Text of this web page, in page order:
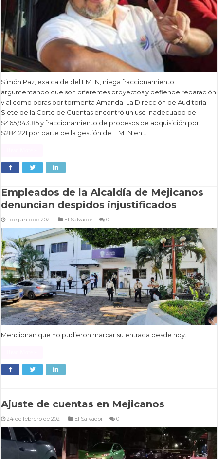
Simón Paz, exalcalde del FMLN, niega fraccionamiento
argumentando que son diferentes proyectos y defiende reparación
vial como obras por tormenta Amanda. La Dirección de Auditoría
Siete de la Corte de Cuentas encontró un uso inadecuado de
$465,943.85 y fraccionamiento de procesos de adquisición por
$284,221 por parte de la gestión del FMLN en …
Empleados de la Alcaldía de Mejicanos
denuncian despidos injustificados
1 de junio de 2021 El Salvador 0
Mencionan que no pudieron marcar su entrada desde hoy.
Ajuste de cuentas en Mejicanos
24 de febrero de 2021 El Salvador 0